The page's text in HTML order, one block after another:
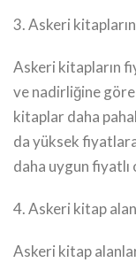
3. Askeri
Askeri kitapların
ve nadirliğine
kitaplar daha
da yüksek
daha uygun fiyatlı
4. Askeri kitap
Askeri kitap